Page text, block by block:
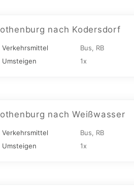
nach Kodersdorf
Verkehrsmittel
Bus, RB
Umsteigen
1x
nach Weißwasser
Verkehrsmittel
Bus, RB
Umsteigen
1x